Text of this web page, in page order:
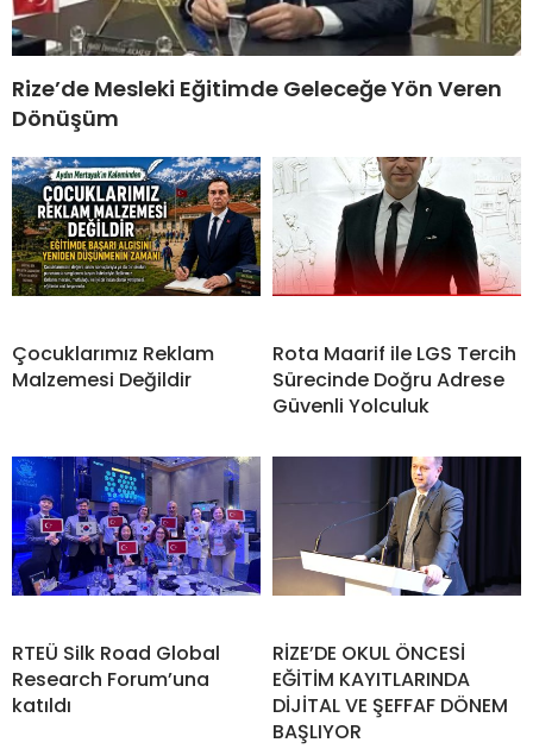
Rize’de Mesleki Eğitimde Geleceğe Yön Veren
Dönüşüm
Çocuklarımız Reklam
Malzemesi Değildir
Rota Maarif ile LGS Tercih
Sürecinde Doğru Adrese
Güvenli Yolculuk
RTEÜ Silk Road Global
Research Forum’una
katıldı
RİZE’DE OKUL ÖNCESİ
EĞİTİM KAYITLARINDA
DİJİTAL VE ŞEFFAF DÖNEM
BAŞLIYOR